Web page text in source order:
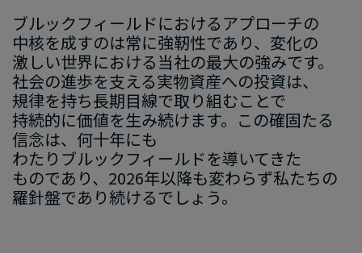
ブルックフィールドに​おける​アプローチの​
中核を​成すのは​常に​強靭性であり、​変化の​
激しい​世界に​おける​当社の​最大の​強みです。​
社会の​進歩を​支える​実物資産への​投資は、​
規律を​持ち長期目線で​取り組むことで​
持続的に​価値を​生み続けます。​この​確固たる​
信念は、​何十年にも​
わたりブルックフィールドを​導いてきた​
ものであり、 2026年以降も​変わらず​私たちの​
羅針盤であり続けるでしょう。